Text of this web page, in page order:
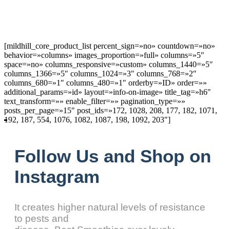
[mildhill_core_product_list percent_sign=»no» countdown=»no»
behavior=»columns» images_proportion=»full» columns=»5″
space=»no» columns_responsive=»custom» columns_1440=»5″
columns_1366=»5″ columns_1024=»3″ columns_768=»2″
columns_680=»1″ columns_480=»1″ orderby=»ID» order=»»
additional_params=»id» layout=»info-on-image» title_tag=»h6″
text_transform=»» enable_filter=»» pagination_type=»»
posts_per_page=»15″ post_ids=»172, 1028, 208, 177, 182, 1071,
192, 187, 554, 1076, 1082, 1087, 198, 1092, 203″]
Follow Us and Shop on
Instagram
It creates higher natural levels of resistance
to pests and